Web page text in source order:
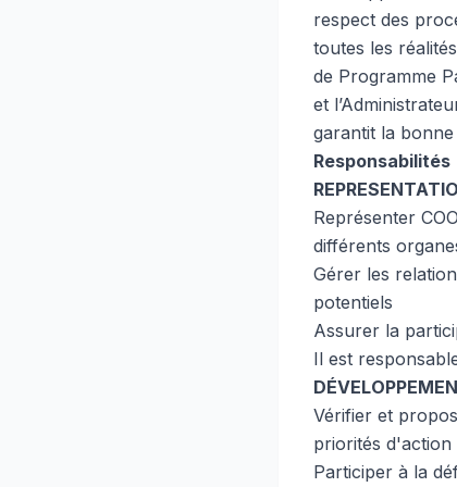
respect des
toutes les
de Programme
et
garantit la
Responsabilités
Représenter
différents
Gérer les
potentiels
Assurer la
Il est
Vérifier et
priorités
Participer à la